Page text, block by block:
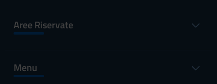
Aree Riservate
Menu